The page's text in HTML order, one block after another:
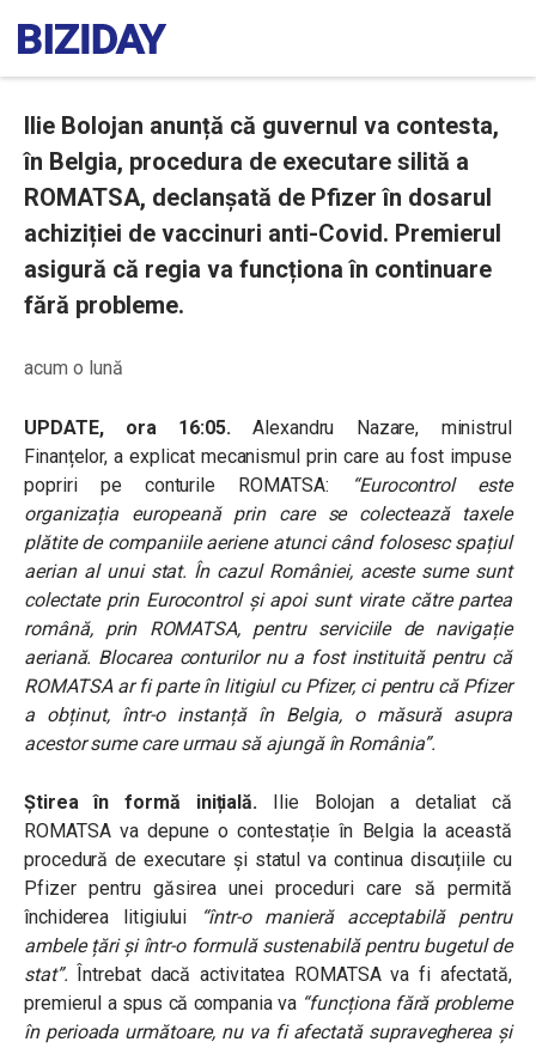
Ilie Bolojan anunță că guvernul va contesta,
în Belgia, procedura de executare silită a
ROMATSA, declanșată de Pfizer în dosarul
achiziției de vaccinuri anti-Covid. Premierul
asigură că regia va funcționa în continuare
fără probleme.
acum o lună
UPDATE, ora 16:05.Alexandru Nazare, ministrul
Finanțelor, a explicat mecanismul prin care au fost impuse
popriri pe conturile ROMATSA:
“Eurocontrol este
organizația europeană prin care se colectează taxele
plătite de companiile aeriene atunci când folosesc spațiul
aerian al unui stat. În cazul României, aceste sume sunt
colectate prin Eurocontrol și apoi sunt virate către partea
română, prin ROMATSA, pentru serviciile de navigație
aeriană. Blocarea conturilor nu a fost instituită pentru că
ROMATSA ar fi parte în litigiul cu Pfizer, ci pentru că Pfizer
a obținut, într-o instanță în Belgia, o măsură asupra
acestor sume care urmau să ajungă în România”.
Știrea în formă inițială. Ilie Bolojan a detaliat că
ROMATSA va depune o contestație în Belgia la această
procedură de executare și statul va continua discuțiile cu
Pfizer pentru găsirea unei proceduri care să permită
închiderea litigiului
“într-o manieră acceptabilă pentru
ambele țări și într-o formulă sustenabilă pentru bugetul de
stat”. Întrebat dacă activitatea ROMATSA va fi afectată,
premierul a spus că compania va “funcționa fără probleme
în perioada următoare, nu va fi afectată supravegherea și